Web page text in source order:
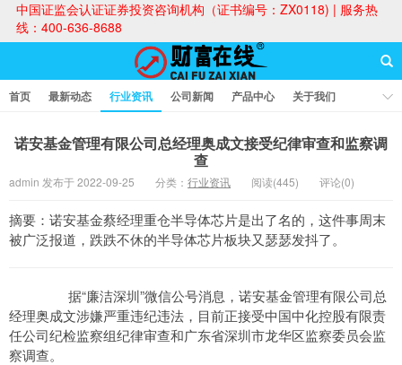
中国证监会认证证券投资咨询机构（证书编号：ZX0118) | 服务热
线：400-636-8688
财富在线
首页 最新动态 行业资讯 公司新闻 产品中心
关于我们
诺安基金管理有限公司总经理奥成文接受纪律审查和监察调
查
admin 发布于 2022-09-25 分类： 行业资讯 阅读(445) 评论(0)
摘要：诺安基金蔡经理重仓半导体芯片是出了名的，这件事周末
被广泛报道，跌跌不休的半导体芯片板块又瑟瑟发抖了。
据“廉洁深圳”微信公号消息，诺安基金管理有限公司总
经理奥成文涉嫌严重违纪违法，目前正接受中国中化控股有限责
任公司纪检监察组纪律审查和广东省深圳市龙华区监察委员会监
察调查。